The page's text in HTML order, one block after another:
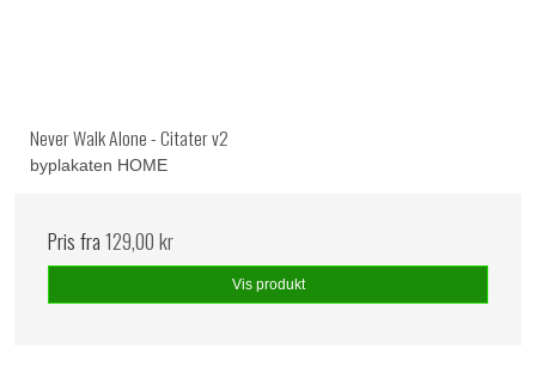
Never Walk Alone - Citater v2
byplakaten HOME
Pris fra129,00 kr
Vis produkt